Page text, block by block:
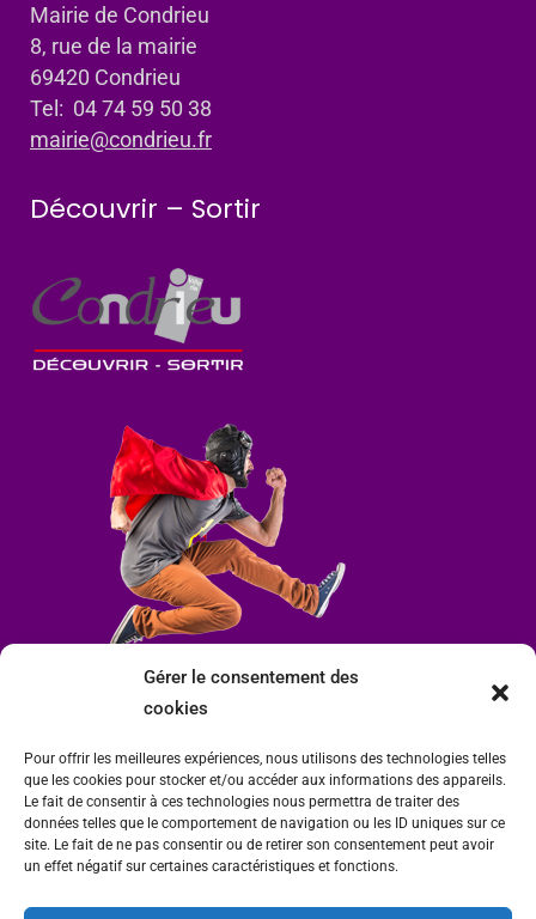
Gérer le consentement des
cookies
Pour offrir les meilleures expériences, nous utilisons des technologies telles
que les cookies pour stocker et/ou accéder aux informations des appareils.
Le fait de consentir à ces technologies nous permettra de traiter des
données telles que le comportement de navigation ou les ID uniques sur ce
site. Le fait de ne pas consentir ou de retirer son consentement peut avoir
un effet négatif sur certaines caractéristiques et fonctions.
Mairie de Condrieu
8, rue de la mairie
69420 Condrieu
Tel: 04 74 59 50 38
mairie@condrieu.fr
Découvrir – Sortir